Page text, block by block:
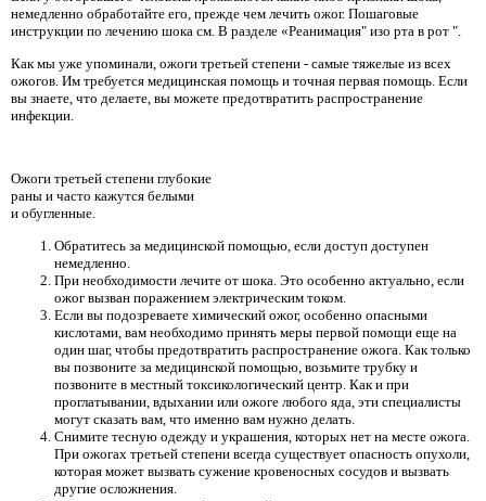
немедленно обработайте его, прежде чем лечить ожог. Пошаговые
инструкции по лечению шока см. В разделе «Реанимация" изо рта в рот ".
Как мы уже упоминали, ожоги третьей степени - самые тяжелые из всех
ожогов. Им требуется медицинская помощь и точная первая помощь. Если
вы знаете, что делаете, вы можете предотвратить распространение
инфекции.
Ожоги третьей степени глубокие
раны и часто кажутся белыми
и обугленные.
Обратитесь за медицинской помощью, если доступ доступен
немедленно.
При необходимости лечите от шока. Это особенно актуально, если
ожог вызван поражением электрическим током.
Если вы подозреваете химический ожог, особенно опасными
кислотами, вам необходимо принять меры первой помощи еще на
один шаг, чтобы предотвратить распространение ожога. Как только
вы позвоните за медицинской помощью, возьмите трубку и
позвоните в местный токсикологический центр. Как и при
проглатывании, вдыхании или ожоге любого яда, эти специалисты
могут сказать вам, что именно вам нужно делать.
Снимите тесную одежду и украшения, которых нет на месте ожога.
При ожогах третьей степени всегда существует опасность опухоли,
которая может вызвать сужение кровеносных сосудов и вызвать
другие осложнения.